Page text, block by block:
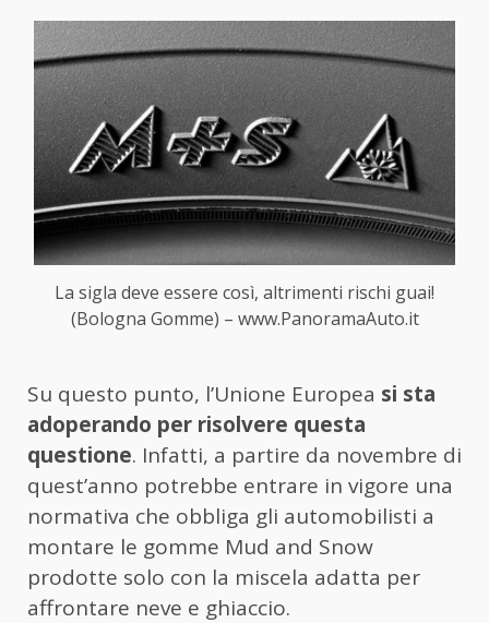
La sigla deve essere così, altrimenti rischi guai!
(Bologna Gomme) – www.PanoramaAuto.it
Su questo punto, l’Unione Europea si sta
adoperando per risolvere questa
questione. Infatti, a partire da novembre di
quest’anno potrebbe entrare in vigore una
normativa che obbliga gli automobilisti a
montare le gomme Mud and Snow
prodotte solo con la miscela adatta per
affrontare neve e ghiaccio.